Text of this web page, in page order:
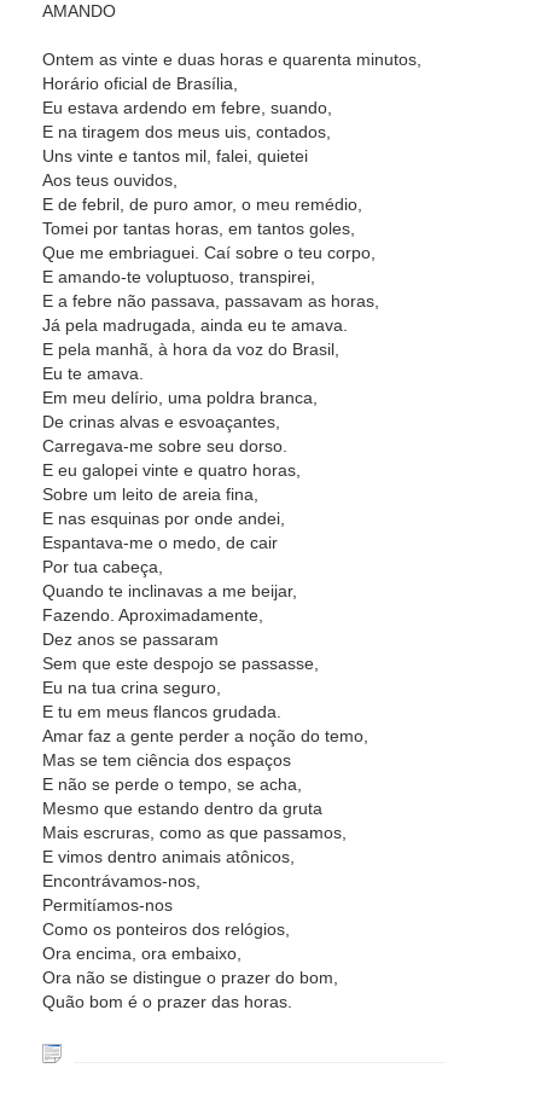
AMANDO
Ontem as vinte e duas horas e quarenta minutos,
Horário oficial de Brasília,
Eu estava ardendo em febre, suando,
E na tiragem dos meus uis, contados,
Uns vinte e tantos mil, falei, quietei
Aos teus ouvidos,
E de febril, de puro amor, o meu remédio,
Tomei por tantas horas, em tantos goles,
Que me embriaguei. Caí sobre o teu corpo,
E amando-te voluptuoso, transpirei,
E a febre não passava, passavam as horas,
Já pela madrugada, ainda eu te amava.
E pela manhã, à hora da voz do Brasil,
Eu te amava.
Em meu delírio, uma poldra branca,
De crinas alvas e esvoaçantes,
Carregava-me sobre seu dorso.
E eu galopei vinte e quatro horas,
Sobre um leito de areia fina,
E nas esquinas por onde andei,
Espantava-me o medo, de cair
Por tua cabeça,
Quando te inclinavas a me beijar,
Fazendo. Aproximadamente,
Dez anos se passaram
Sem que este despojo se passasse,
Eu na tua crina seguro,
E tu em meus flancos grudada.
Amar faz a gente perder a noção do temo,
Mas se tem ciência dos espaços
E não se perde o tempo, se acha,
Mesmo que estando dentro da gruta
Mais escruras, como as que passamos,
E vimos dentro animais atônicos,
Encontrávamos-nos,
Permitíamos-nos
Como os ponteiros dos relógios,
Ora encima, ora embaixo,
Ora não se distingue o prazer do bom,
Quão bom é o prazer das horas.